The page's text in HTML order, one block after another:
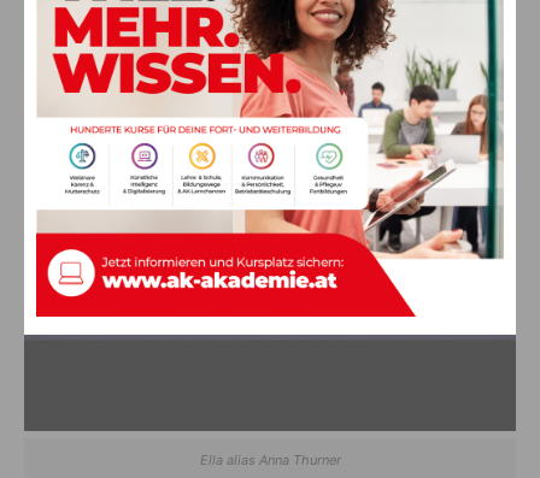
Ella alias Anna Thurner